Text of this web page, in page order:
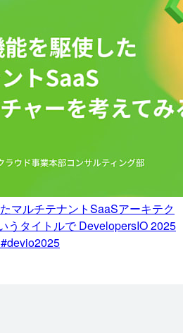
マルチテナントSaaSアーキテク
うタイトルで DevelopersIO 2025